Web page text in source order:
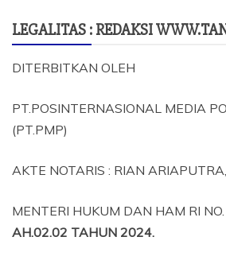
LEGALITAS : REDAKSI
DITERBITKAN OLEH
PT.POSINTERNASIONAL MEDIA
(PT.PMP)
AKTE NOTARIS : RIAN
MENTERI HUKUM DAN HAM RI NO.
AH.02.02 TAHUN 2024.